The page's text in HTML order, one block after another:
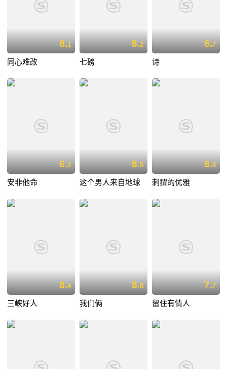
8.1
同心难改
8.2
七磅
8.7
诗
6.2
安非他命
8.5
这个男人来自地球
8.8
刺猬的优雅
8.4
三峡好人
8.8
我们俩
7.7
留住有情人